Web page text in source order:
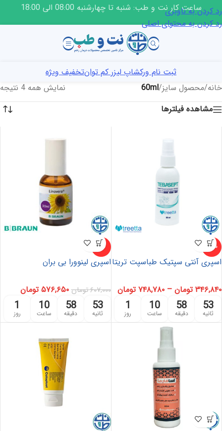
رد کردن به ناوبری
رد کردن به محتوای اصلی
ساعت کار نت و طب: شنبه تا چهارشنبه 08:00 الی 18:00
ثبت نام ورکشاپ لیزر کم توانتخفیف ویژه
خانه/محصول سایز/
60ml
نمایش همه 4 نتیجه
مشاهده فیلترها
-42%
اسپری آنتی سپتیک طباسپت تریتا
۳۴۶,۸۴۰ تومان – ۷۴۸,۷۸۰ تومان
1
روز
10
ساعت
58
دقیقه
53
ثانیه
-5%
اسپری لینوورا بی بران
۶۰۷,۰۰۰تومان ۵۷۶,۶۵۰ تومان
1
روز
10
ساعت
58
دقیقه
53
ثانیه